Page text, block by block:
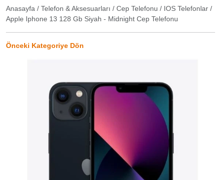
Anasayfa / Telefon & Aksesuarları / Cep Telefonu / IOS Telefonlar /
Apple Iphone 13 128 Gb Siyah - Midnight Cep Telefonu
Önceki Kategoriye Dön